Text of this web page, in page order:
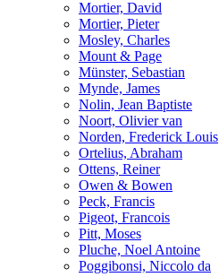
Mortier, David
Mortier, Pieter
Mosley, Charles
Mount & Page
Münster, Sebastian
Mynde, James
Nolin, Jean Baptiste
Noort, Olivier van
Norden, Frederick Louis
Ortelius, Abraham
Ottens, Reiner
Owen & Bowen
Peck, Francis
Pigeot, Francois
Pitt, Moses
Pluche, Noel Antoine
Poggibonsi, Niccolo da